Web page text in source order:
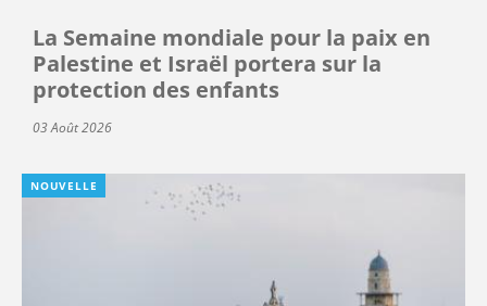
La Semaine mondiale pour la paix en
Palestine et Israël portera sur la
protection des enfants
03 Août 2026
NOUVELLE